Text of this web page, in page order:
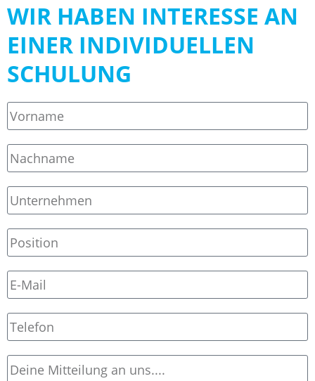
WIR HABEN INTERESSE AN
EINER INDIVIDUELLEN
SCHULUNG